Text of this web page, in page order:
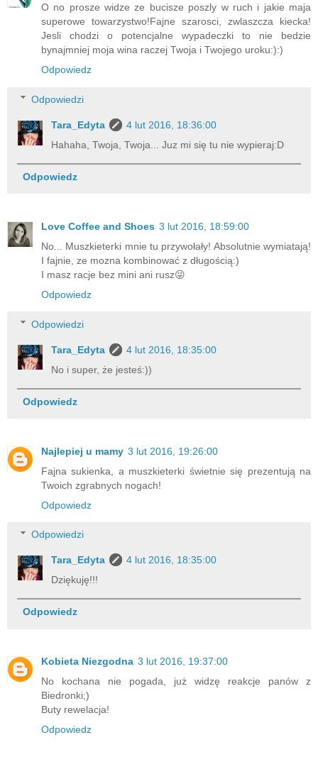
O no prosze widze ze bucisze poszly w ruch i jakie maja
superowe towarzystwo!Fajne szarosci, zwlaszcza kiecka!
Jesli chodzi o potencjalne wypadeczki to nie bedzie
bynajmniej moja wina raczej Twoja i Twojego uroku:):)
Odpowiedz
Odpowiedzi
Tara_Edyta
4 lut 2016, 18:36:00
Hahaha, Twoja, Twoja... Juz mi się tu nie wypieraj:D
Odpowiedz
Love Coffee and Shoes 3 lut 2016, 18:59:00
No... Muszkieterki mnie tu przywołały! Absolutnie wymiatają!
I fajnie, ze mozna kombinować z długością:)
I masz racje bez mini ani rusz😜
Odpowiedz
Odpowiedzi
Tara_Edyta
4 lut 2016, 18:35:00
No i super, że jesteś:))
Odpowiedz
Najlepiej u mamy 3 lut 2016, 19:26:00
Fajna sukienka, a muszkieterki świetnie się prezentują na
Twoich zgrabnych nogach!
Odpowiedz
Odpowiedzi
Tara_Edyta
4 lut 2016, 18:35:00
Dziękuję!!!
Odpowiedz
Kobieta Niezgodna 3 lut 2016, 19:37:00
No kochana nie pogada, już widzę reakcje panów z
Biedronki;)
Buty rewelacja!
Odpowiedz